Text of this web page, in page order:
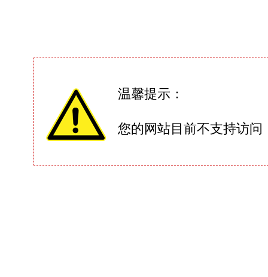
温馨提示：
您的网站目前不支持访